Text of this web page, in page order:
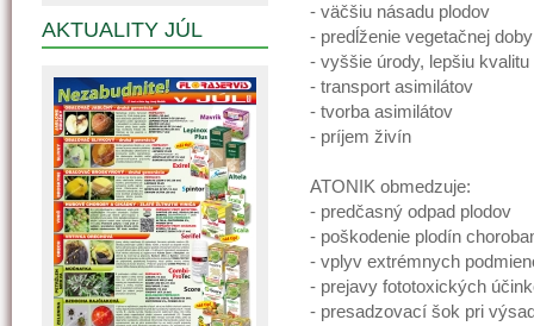
- väčšiu násadu plodov
- predĺženie vegetačnej doby
- vyššie úrody, lepšiu
- transport asimilátov
- tvorba asimilátov
- príjem živín
ATONIK obmedzuje:
- predčasný odpad plodov
- poškodenie plodín
- vplyv extrémnych
- prejavy fototoxických
- presadzovací šok pri
AKTUALITY JÚL